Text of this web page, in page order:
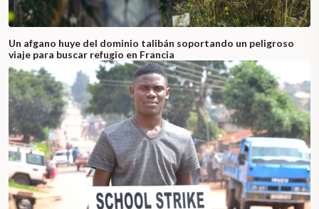
Un afgano huye del dominio talibán soportando un peligroso
viaje para buscar refugio en Francia